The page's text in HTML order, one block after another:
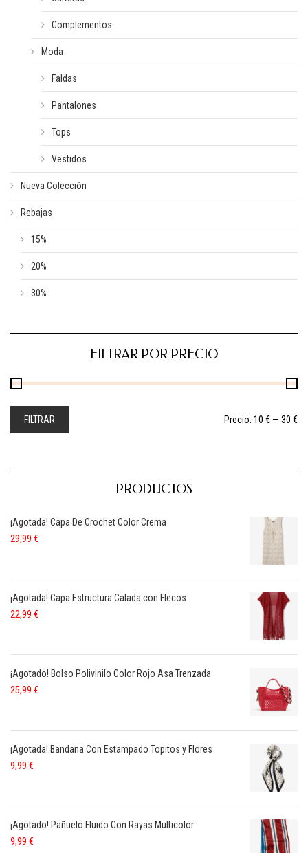
Complementos
Moda
Faldas
Pantalones
Tops
Vestidos
Nueva Colección
Rebajas
15%
20%
30%
FILTRAR POR PRECIO
FILTRAR Precio: 10 € — 30 €
PRODUCTOS
¡Agotada! Capa De Crochet Color Crema
29,99 €
¡Agotada! Capa Estructura Calada con Flecos
22,99 €
¡Agotado! Bolso Polivinilo Color Rojo Asa Trenzada
25,99 €
¡Agotada! Bandana Con Estampado Topitos y Flores
9,99 €
¡Agotado! Pañuelo Fluido Con Rayas Multicolor
9,99 €